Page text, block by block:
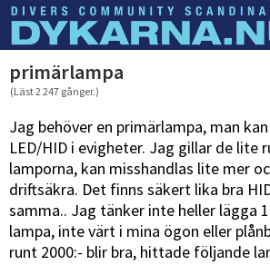
Dyknyheter
primärlampa
(Läst 2 247 gånger.)
Jag behöver en primärlampa, man
LED/HID i evigheter. Jag gillar de lite
lamporna, kan misshandlas lite mer
driftsäkra. Det finns säkert lika bra
samma.. Jag tänker inte heller lägga
lampa, inte värt i mina ögon eller
runt 2000:- blir bra, hittade följande